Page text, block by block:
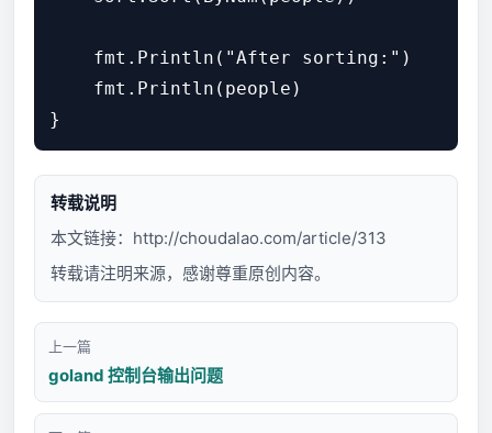
    fmt.Println("After sorting:")
    fmt.Println(people)
转载说明
本文链接： http://choudalao.com/article/313
转载请注明来源，感谢尊重原创内容。
上一篇
goland 控制台输出问题